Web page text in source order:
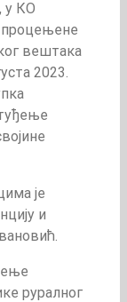
у КО
вештака
2023.
је
и
руралног